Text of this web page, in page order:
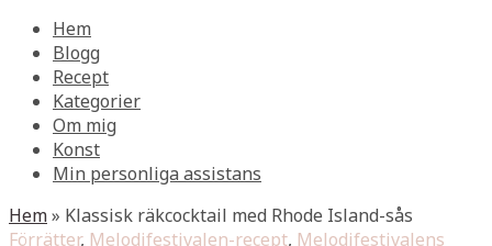
Hem
Blogg
Recept
Kategorier
Om mig
Konst
Min personliga assistans
Hem» Klassisk räkcocktail med Rhode Island-sås
Förrätter, Melodifestivalen-recept, Melodifestivalens